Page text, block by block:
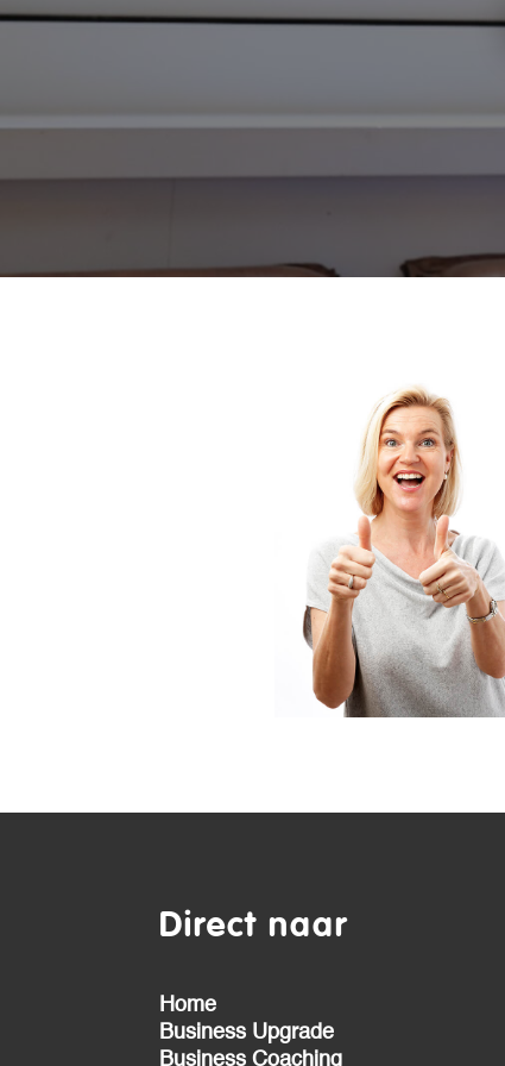
Direct naar
Home
Business Upgrade
Business Coaching